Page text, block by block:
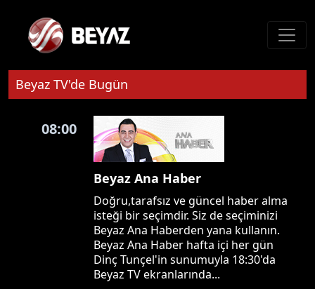
Beyaz TV'de Bugün
08:00
Beyaz Ana Haber
Doğru,tarafsız ve güncel haber alma
isteği bir seçimdir. Siz de seçiminizi
Beyaz Ana Haberden yana kullanın.
Beyaz Ana Haber hafta içi her gün
Dinç Tunçel'in sunumuyla 18:30'da
Beyaz TV ekranlarında...